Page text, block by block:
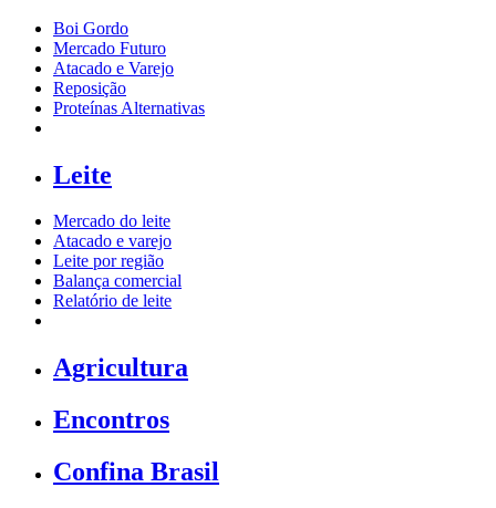
Boi Gordo
Mercado Futuro
Atacado e Varejo
Reposição
Proteínas Alternativas
Leite
Mercado do leite
Atacado e varejo
Leite por região
Balança comercial
Relatório de leite
Agricultura
Encontros
Confina Brasil